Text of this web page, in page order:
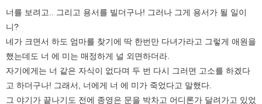
너를 보려고.. 그리고 용서를 빌더구나! 그러나 그게 용서가 될 일이
니?
네가 크면서 하도 엄마를 찾기에 딱 한번만 다녀가라고 그렇게 애원을
했는데도 너 에 미는 매정하게 널 외면하더라.
자기에게는 너 같은 자식이 없다며 두 번 다시 그러면 고소를 하겠다
고 하더구나! 그래서, 너에게 너 에 미가 죽었다고 말했다.
그 야기가 끝나기도 전에 종영은 문을 박차고 어디론가 달려가고 있었